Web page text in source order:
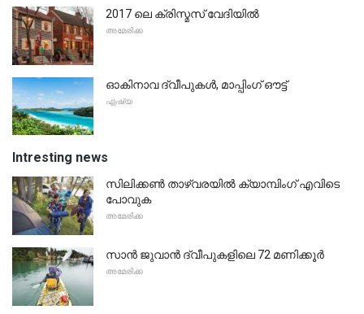
2017 ലെ ക്രിസ്മസ് വേദിയിൽ
അമേരിക്ക
ഓകിനാവ ദ്വീപുകൾ, മാപ്പിംഗ് ഔട്ട്
ഏഷ്യ
Intresting news
സിലിക്കൺ താഴ്വരയിൽ ക്യാമ്പിംഗ് എവിടെ
പോവുക
അമേരിക്ക
സാൻ ജുവാൻ ദ്വീപുകളിലെ 72 മണിക്കൂർ
അമേരിക്ക